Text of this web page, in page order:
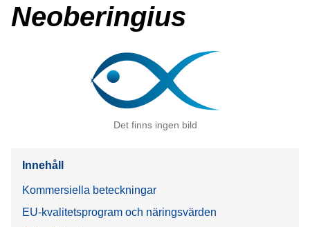
Neoberingius
Det finns ingen bild
Innehåll
Kommersiella beteckningar
EU-kvalitetsprogram och näringsvärden